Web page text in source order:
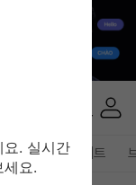
정치 인사이트
₩
. 실시간
요.